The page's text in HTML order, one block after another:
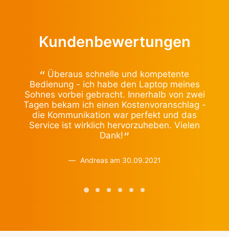
Kundenbewertungen
Überaus schnelle und kompetente
Bedienung - ich habe den Laptop meines
Sohnes vorbei gebracht. Innerhalb von zwei
Tagen bekam ich einen Kostenvoranschlag -
die Kommunikation war perfekt und das
Service ist wirklich hervorzuheben. Vielen
Dank!
Andreas am 30.09.2021